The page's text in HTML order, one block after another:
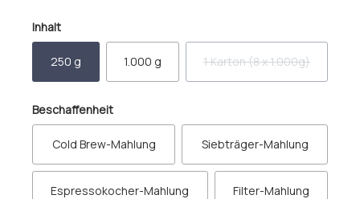
Inhaltauswählen
250 g 1.000 g 1 Karton (8 x 1.000g)
(Diese Option ist
Beschaffenheitauswählen
Cold Brew-Mahlung Siebträger-Mahlung
Espressokocher-Mahlung Filter-Mahlung